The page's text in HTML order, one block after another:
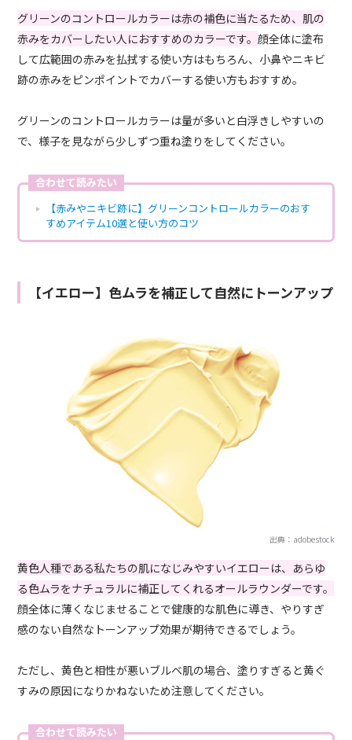
グリーンのコントロールカラーは赤の補色に当たるため、肌の
赤みをカバーしたい人におすすめのカラーです。顔全体に塗布
して広範囲の赤みを払拭する使い方はもちろん、小鼻やニキビ
跡の赤みをピンポイントでカバーする使い方もおすすめ。
グリーンのコントロールカラーは量が多いと白浮きしやすいの
で、様子を見ながら少しずつ重ね塗りをしてください。
合わせて読みたい
【赤みやニキビ跡に】グリーンコントロールカラーのおす
すめアイテム10選と使い方のコツ
【イエロー】色ムラを補正して自然にトーンアップ
出典：adobestock
黄色人種である私たちの肌になじみやすいイエローは、あらゆ
る色ムラをナチュラルに補正してくれるオールラウンダーです。
顔全体に薄くなじませることで健康的な肌色に導き、やりすぎ
感のない自然なトーンアップ効果が期待できるでしょう。
ただし、黄色と相性が悪いブルベ肌の場合、塗りすぎると黄ぐ
すみの原因になりかねないため注意してください。
合わせて読みたい